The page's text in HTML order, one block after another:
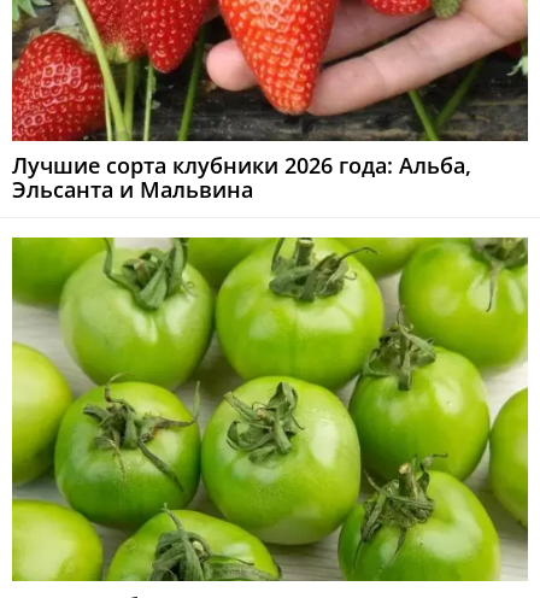
Лучшие сорта клубники 2026 года: Альба,
Эльсанта и Мальвина